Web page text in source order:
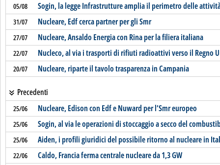
05/08 Sogin, la legge Infrastrutture amplia il perimetro delle
31/07 Nucleare, Edf cerca partner per gli Smr
27/07 Nucleare, Ansaldo Energia con Rina per la filiera italiana
22/07 Nucleco, al via i trasporti di rifiuti radioattivi verso il Regno
20/07 Nucleare, riparte il tavolo trasparenza in Campania
Precedenti
25/06 Nucleare, Edison con Edf e Nuward per l’Smr europeo
25/06 Sogin, al via le operazioni di stoccaggio a secco del
25/06 Aiden, i profili giuridici del possibile ritorno al nucleare in
22/06 Caldo, Francia ferma centrale nucleare da 1,3 GW